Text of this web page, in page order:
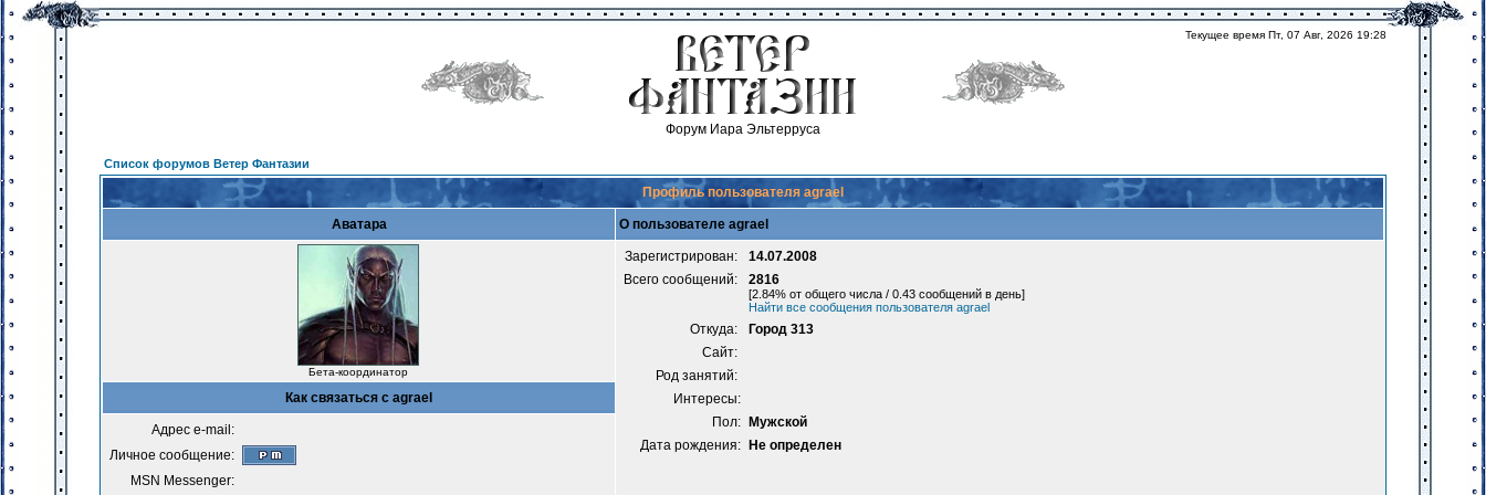
Форум Иара Эльтерруса
Текущее время Пт, 07 Авг, 2026 19:28
Список форумов Ветер Фантазии
Профиль пользователя agrael
Аватара О пользователе agrael
Бета-координатор
Зарегистрирован:
14.07.2008
Всего сообщений:
2816
[2.84% от общего числа / 0.43 сообщений в день]
Найти все сообщения пользователя agrael
Откуда:
Город 313
Сайт:
Род занятий:
Интересы:
Пол:
Мужской
Дата рождения:
Не определен
Как связаться с agrael
Адрес e-mail:
Личное сообщение:
MSN Messenger: